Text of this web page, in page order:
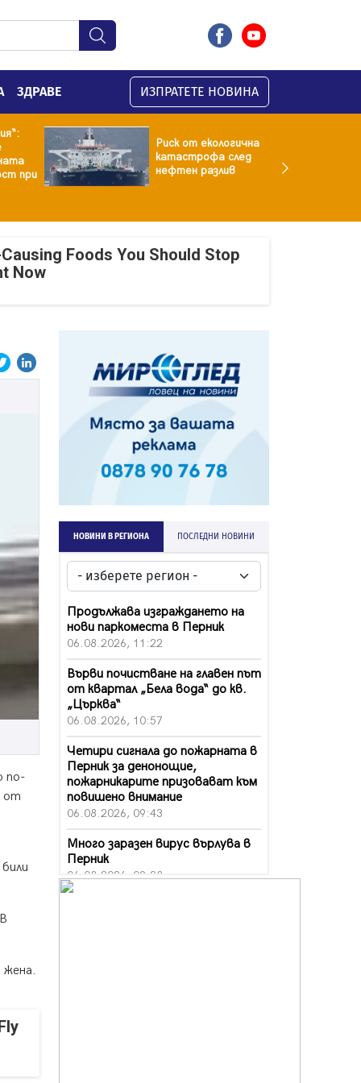
ЗДРАВЕ ИЗПРАТЕТЕ НОВИНА
при
Риск от екологична
катастрофа след
нефтен разлив
Foods You Should Stop
Now
по-
от
жена.
НОВИНИ В РЕГИОНА ПОСЛЕДНИ НОВИНИ
Продължава изграждането на
нови паркоместа в Перник
06.08.2026, 11:22
Върви почистване на главен път
от квартал „Бела вода“ до кв.
„Църква“
06.08.2026, 10:57
Четири сигнала до пожарната в
Перник за денонощие,
пожарникарите призовават към
повишено внимание
06.08.2026, 09:43
Много заразен вирус върлува в
Перник
06.08.2026, 09:28